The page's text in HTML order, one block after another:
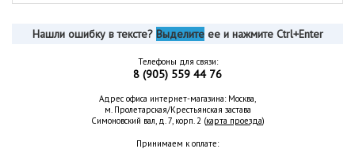
Нашли ошибку в тексте? Выделитеее и нажмите Ctrl+Enter
Телефоны для связи:
8 (905) 559 44 76
Адрес офиса интернет-магазина: Москва,
м. Пролетарская/Крестьянская застава
Симоновский вал, д. 7, корп. 2 (карта проезда)
Принимаем к оплате: